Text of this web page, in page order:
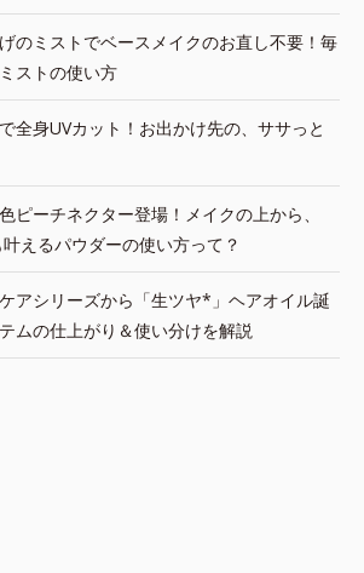
のミストでベースメイクのお直し不要！毎
ストの使い方
全身UVカット！お出かけ先の、ササっと
ピーチネクター登場！メイクの上から、
えるパウダーの使い方って？
アシリーズから「生ツヤ*」ヘアオイル誕
ムの仕上がり＆使い分けを解説